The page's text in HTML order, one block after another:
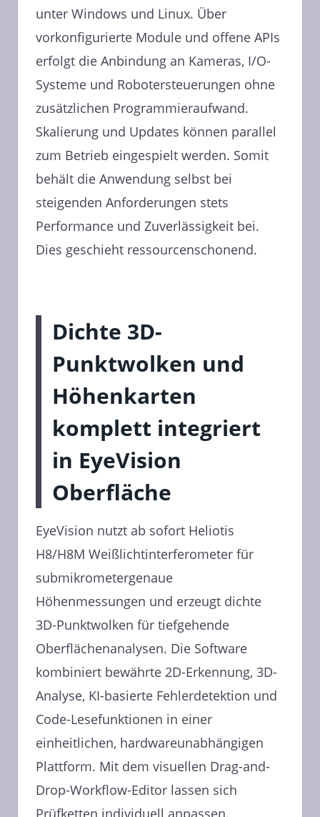
unter Windows und Linux. Über
vorkonfigurierte Module und offene APIs
erfolgt die Anbindung an Kameras, I/O-
Systeme und Robotersteuerungen ohne
zusätzlichen Programmieraufwand.
Skalierung und Updates können parallel
zum Betrieb eingespielt werden. Somit
behält die Anwendung selbst bei
steigenden Anforderungen stets
Performance und Zuverlässigkeit bei.
Dies geschieht ressourcenschonend.
Dichte 3D-
Punktwolken und
Höhenkarten
komplett integriert
in EyeVision
Oberfläche
EyeVision nutzt ab sofort Heliotis
H8/H8M Weißlichtinterferometer für
submikrometergenaue
Höhenmessungen und erzeugt dichte
3D-Punktwolken für tiefgehende
Oberflächenanalysen. Die Software
kombiniert bewährte 2D-Erkennung, 3D-
Analyse, KI-basierte Fehlerdetektion und
Code-Lesefunktionen in einer
einheitlichen, hardwareunabhängigen
Plattform. Mit dem visuellen Drag-and-
Drop-Workflow-Editor lassen sich
Prüfketten individuell anpassen.